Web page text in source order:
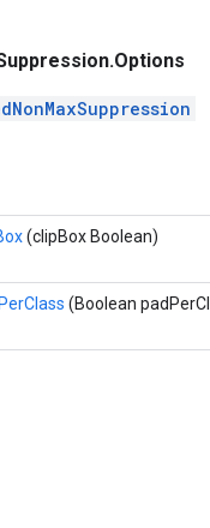
(clipBox Boolean)
(Boolean